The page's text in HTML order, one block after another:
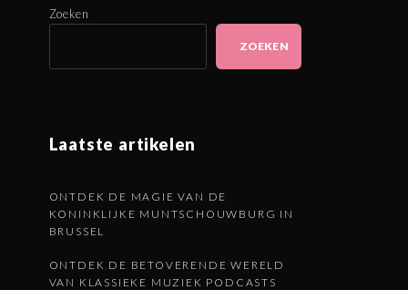
Zoeken
ZOEKEN
Laatste artikelen
ONTDEK DE MAGIE VAN DE
KONINKLIJKE MUNTSCHOUWBURG IN
BRUSSEL
ONTDEK DE BETOVERENDE WERELD
VAN KLASSIEKE MUZIEK PODCASTS